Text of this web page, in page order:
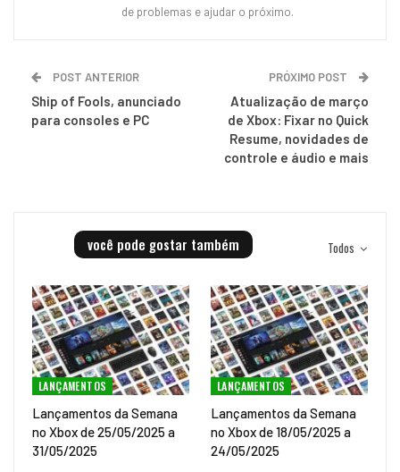
de problemas e ajudar o próximo.
POST ANTERIOR
Ship of Fools, anunciado
para consoles e PC
PRÓXIMO POST
Atualização de março
de Xbox: Fixar no Quick
Resume, novidades de
controle e áudio e mais
Todos
você pode gostar também
LANÇAMENTOS
Lançamentos da Semana
no Xbox de 25/05/2025 a
31/05/2025
LANÇAMENTOS
Lançamentos da Semana
no Xbox de 18/05/2025 a
24/05/2025